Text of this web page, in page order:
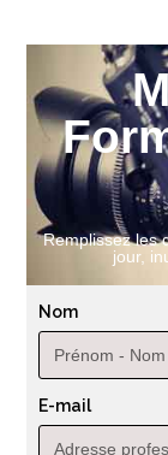
Remplissez les
jour,
Nom
E-mail